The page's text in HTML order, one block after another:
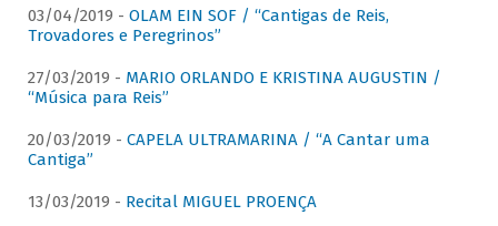
03/04/2019 - OLAM EIN SOF / “Cantigas de Reis,
Trovadores e Peregrinos”
27/03/2019 - MARIO ORLANDO E KRISTINA AUGUSTIN /
“Música para Reis”
20/03/2019 - CAPELA ULTRAMARINA / “A Cantar uma
Cantiga”
13/03/2019 - Recital MIGUEL PROENÇA